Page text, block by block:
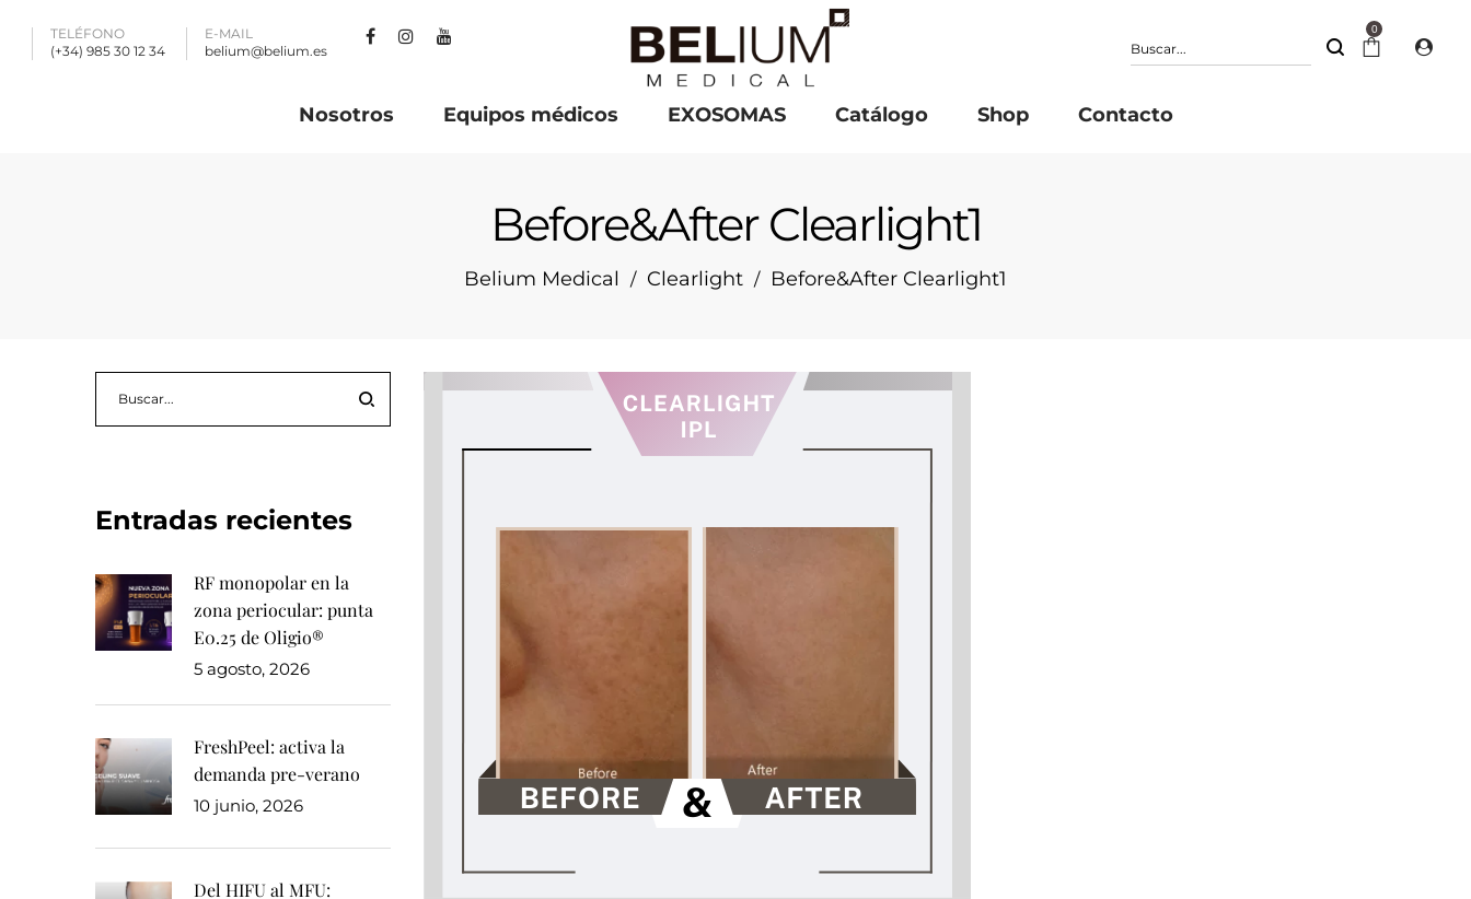
TELÉFONO
(+34) 985 30 12 34
E-MAIL
belium@belium.es
0
Nosotros Equipos médicos EXOSOMAS Catálogo Shop Contacto
Before&After Clearlight1
Belium Medical / Clearlight / Before&After Clearlight1
Entradas recientes
RF monopolar en la
zona periocular: punta
E0.25 de Oligio®
5 agosto, 2026
FreshPeel: activa la
demanda pre-verano
10 junio, 2026
Del HIFU al MFU: